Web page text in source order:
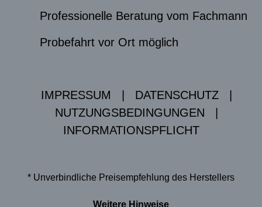
Professionelle Beratung vom Fachmann
Probefahrt vor Ort möglich
IMPRESSUM DATENSCHUTZ
NUTZUNGSBEDINGUNGEN
INFORMATIONSPFLICHT
* Unverbindliche Preisempfehlung des Herstellers
Weitere Hinweise